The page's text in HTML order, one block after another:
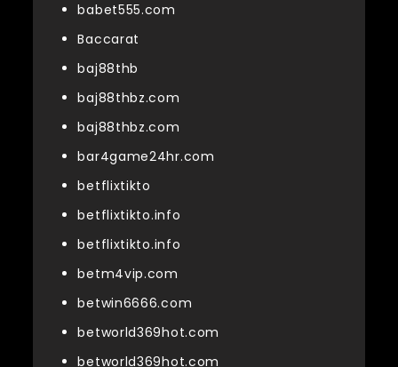
babet555.com
Baccarat
baj88thb
baj88thbz.com
baj88thbz.com
bar4game24hr.com
betflixtikto
betflixtikto.info
betflixtikto.info
betm4vip.com
betwin6666.com
betworld369hot.com
betworld369hot.com